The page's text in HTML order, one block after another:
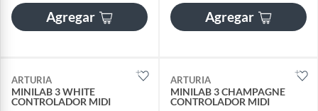
Agregar Agregar
ARTURIA
MINILAB 3 WHITE
CONTROLADOR MIDI
ARTURIA
MINILAB 3 CHAMPAGNE
CONTROLADOR MIDI